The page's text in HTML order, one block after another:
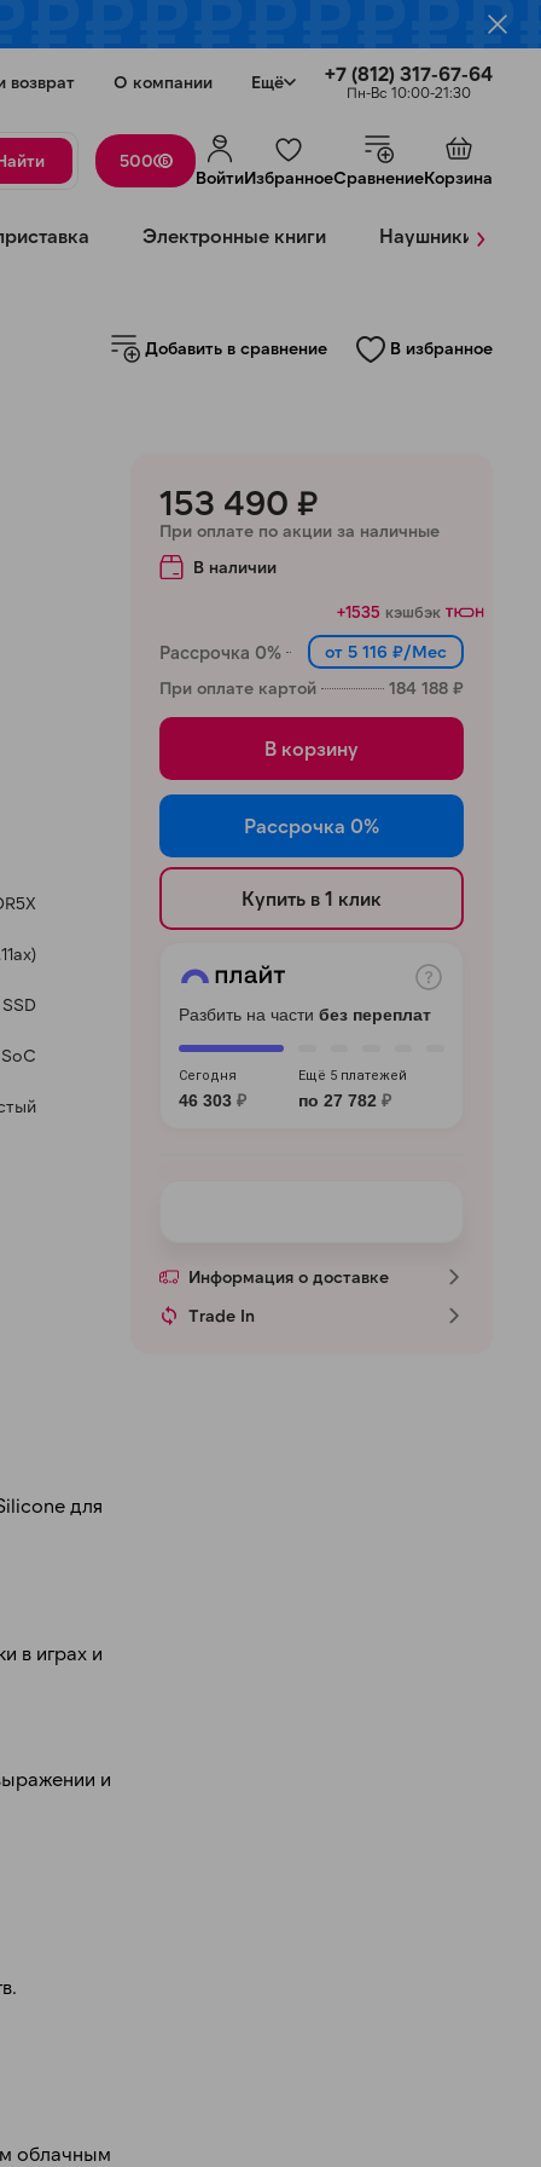
возврат О компании Ещё +7 (812) 317-67-64
Пн-Вс 10:00-21:30
500
ВойтиИзбранноеСравнениеКорзина
Электронные книги Наушники ›
Добавить в сравнение В избранное
SSD
SoC
153 490 ₽
При оплате по акции за наличные
В наличии
+1535 кэшбэк
Рассрочка 0%
от 5 116 ₽/Мес
При оплате картой
184 188 ₽
В корзину
Рассрочка 0%
Купить в 1 клик
Разбить на части без переплат
Сегодня
46 303 ₽
Ещё 5 платежей
по 27 782 ₽
Информация о доставке
Trade In
для
в играх и
и
облачным